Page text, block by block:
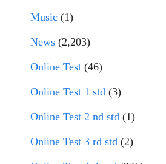
Music (1)
News (2,203)
Online Test (46)
Online Test 1 std (3)
Online Test 2 nd std (1)
Online Test 3 rd std (2)